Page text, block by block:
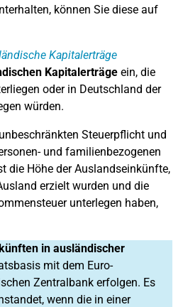
können Sie diese auf
Kapitalerträge
Kapitalerträge ein, die
oder in Deutschland der
würden.
Steuerpflicht und
und familienbezogenen
die Höhe der Auslandseinkünfte,
erzielt wurden und die
unterlegen haben,
in ausländischer
mit dem Euro-
Zentralbank erfolgen. Es
wenn die in einer